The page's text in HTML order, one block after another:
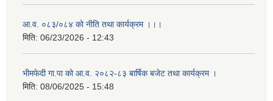
आ.व. ०८३/०८४ को नीति तथा कार्यक्रम ।।।
मिति: 06/23/2026 - 12:43
भीमफेदी गा.पा को आ.व. २०८२-८३ बार्षिक बजेट तथा कार्यक्रम ।
मिति: 08/06/2025 - 15:48